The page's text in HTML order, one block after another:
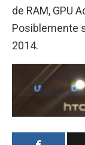
de RAM, GPU
Posiblemente
2014.